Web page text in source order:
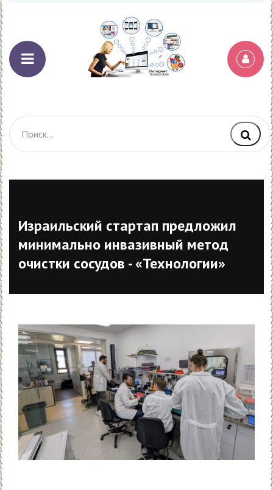
Израильский стартап предложил
минимально инвазивный метод
очистки сосудов - «Технологии»